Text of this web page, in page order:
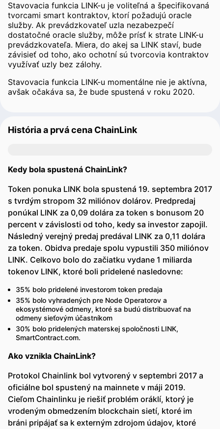
Stavovacia funkcia LINK-u je voliteľná a špecifikovaná
tvorcami smart kontraktov, ktorí požadujú oracle
služby. Ak prevádzkovateľ uzla nezabezpečí
dostatočné oracle služby, môže prísť k strate LINK-u
prevádzkovateľa. Miera, do akej sa LINK staví, bude
závisieť od toho, ako ochotní sú tvorcovia kontraktov
využívať uzly bez zálohy.
Stavovacia funkcia LINK-u momentálne nie je aktívna,
avšak očakáva sa, že bude spustená v roku 2020.
História a prvá cena ChainLink
Kedy bola spustená ChainLink?
Token ponuka LINK bola spustená 19. septembra 2017
s tvrdým stropom 32 miliónov dolárov. Predpredaj
ponúkal LINK za 0,09 dolára za token s bonusom 20
percent v závislosti od toho, kedy sa investor zapojil.
Následný verejný predaj predával LINK za 0,11 dolára
za token. Obidva predaje spolu vypustili 350 miliónov
LINK. Celkovo bolo do začiatku vydane 1 miliarda
tokenov LINK, ktoré boli pridelené nasledovne:
35% bolo pridelené investorom token predaja
35% bolo vyhradených pre Node Operatorov a
ekosystémové odmeny, ktoré sa budú distribuovať na
odmeny sieťovým účastníkom
30% bolo pridelených materskej spoločnosti LINK,
SmartContract.com.
Ako vznikla ChainLink?
Protokol Chainlink bol vytvorený v septembri 2017 a
oficiálne bol spustený na mainnete v máji 2019.
Cieľom Chainlinku je riešiť problém oráklí, ktorý je
vrodeným obmedzením blockchain sietí, ktoré im
bráni pripájať sa k externým zdrojom údajov, ktoré